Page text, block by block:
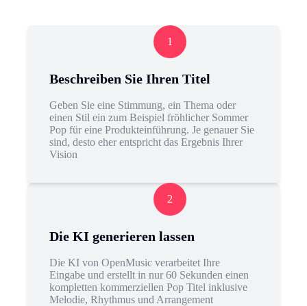
1
Beschreiben Sie Ihren Titel
Geben Sie eine Stimmung, ein Thema oder
einen Stil ein zum Beispiel fröhlicher Sommer
Pop für eine Produkteinführung. Je genauer Sie
sind, desto eher entspricht das Ergebnis Ihrer
Vision
2
Die KI generieren lassen
Die KI von OpenMusic verarbeitet Ihre
Eingabe und erstellt in nur 60 Sekunden einen
kompletten kommerziellen Pop Titel inklusive
Melodie, Rhythmus und Arrangement